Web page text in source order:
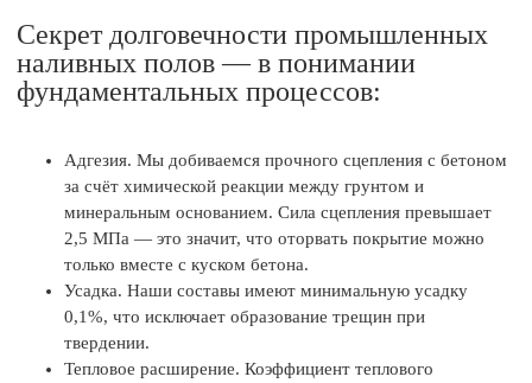
Секрет долговечности промышленных
наливных полов — в понимании
фундаментальных процессов:
Адгезия. Мы добиваемся прочного сцепления с бетоном
за счёт химической реакции между грунтом и
минеральным основанием. Сила сцепления превышает
2,5 МПа — это значит, что оторвать покрытие можно
только вместе с куском бетона.
Усадка. Наши составы имеют минимальную усадку
0,1%, что исключает образование трещин при
твердении.
Тепловое расширение. Коэффициент теплового